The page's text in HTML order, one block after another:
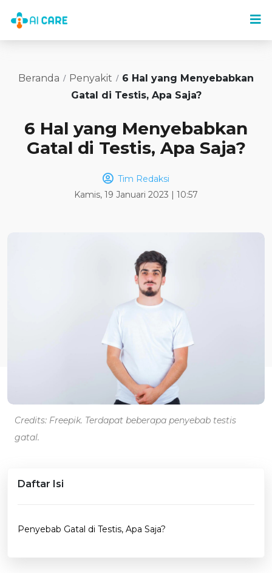
Beranda Penyakit
6 Hal yang Menyebabkan
Gatal di Testis, Apa Saja?
6 Hal yang Menyebabkan
Gatal di Testis, Apa Saja?
Tim Redaksi
Kamis, 19 Januari 2023 | 10:57
Credits: Freepik. Terdapat beberapa penyebab testis
gatal.
Daftar Isi
Penyebab Gatal di Testis, Apa Saja?